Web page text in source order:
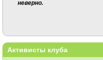
неверно.
Активисты клуба